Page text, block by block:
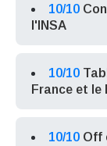
10/10
l'INSA
10/10
France et le
10/10 Off